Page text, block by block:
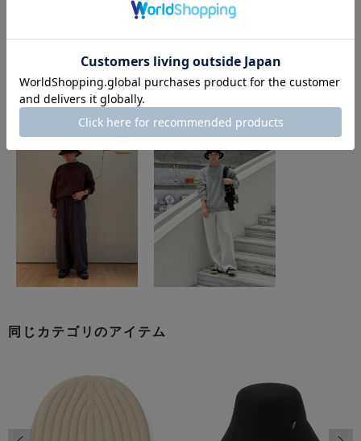
このアイテムを使用したスタイリング
同じカテゴリのアイテム
前の画像